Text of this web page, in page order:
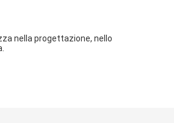
nella progettazione, nello